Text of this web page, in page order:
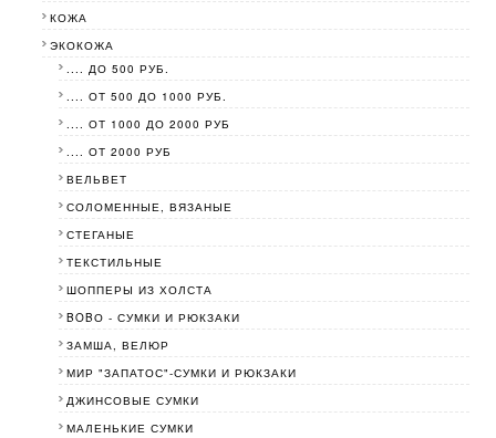
КОЖА
ЭКОКОЖА
.... ДО 500 РУБ.
.... ОТ 500 ДО 1000 РУБ.
.... ОТ 1000 ДО 2000 РУБ
.... ОТ 2000 РУБ
ВЕЛЬВЕТ
СОЛОМЕННЫЕ, ВЯЗАНЫЕ
СТЕГАНЫЕ
ТЕКСТИЛЬНЫЕ
ШОППЕРЫ ИЗ ХОЛСТА
BOBО - СУМКИ И РЮКЗАКИ
ЗАМША, ВЕЛЮР
МИР "ЗАПАТОС"-СУМКИ И РЮКЗАКИ
ДЖИНСОВЫЕ СУМКИ
МАЛЕНЬКИЕ СУМКИ